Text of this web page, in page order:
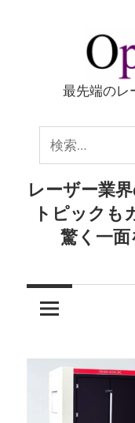
ッ
Optinews
最先端のレ
索:
レーザー業
トピックも
驚く一